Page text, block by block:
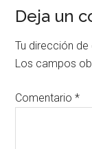
Deja un
Tu dirección
Los campos
Comentario*